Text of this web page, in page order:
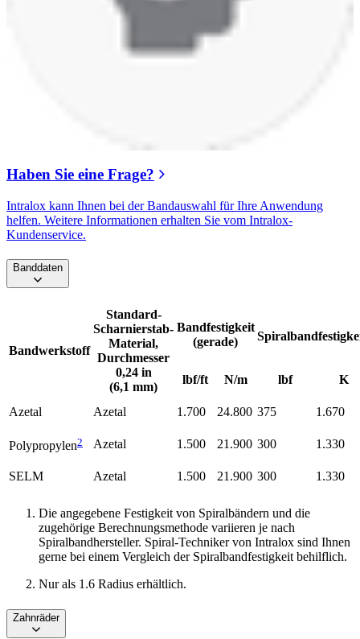
Haben Sie eine Frage?
Intralox kann Ihnen bei der Bandauswahl für Ihre Anwendung
helfen. Weitere Informationen erhalten Sie vom Intralox-
Kundenservice.
Banddaten
Bandwerkstoff
Standard-
Scharnierstab-
Material,
Durchmesser
0,24 in
(6,1 mm)
Bandfestigkeit
(gerade)
lbf/ft N/m lbf K
Azetal Azetal 1.700 24.800 375 1.670
Polypropylen2 Azetal 1.500 21.900 300 1.330
SELM Azetal 1.500 21.900 300 1.330
Die angegebene Festigkeit von Spiralbändern und die
zugehörige Berechnungsmethode variieren je nach
Spiralbandhersteller. Spiral-Techniker von Intralox sind Ihnen
gerne bei einem Vergleich der Spiralbandfestigkeit behilflich.
Nur als 1.6 Radius erhältlich.
Zahnräder